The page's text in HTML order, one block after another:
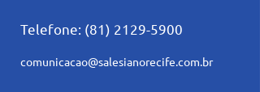
Telefone: (81) 2129-5900
comunicacao@salesianorecife.com.br